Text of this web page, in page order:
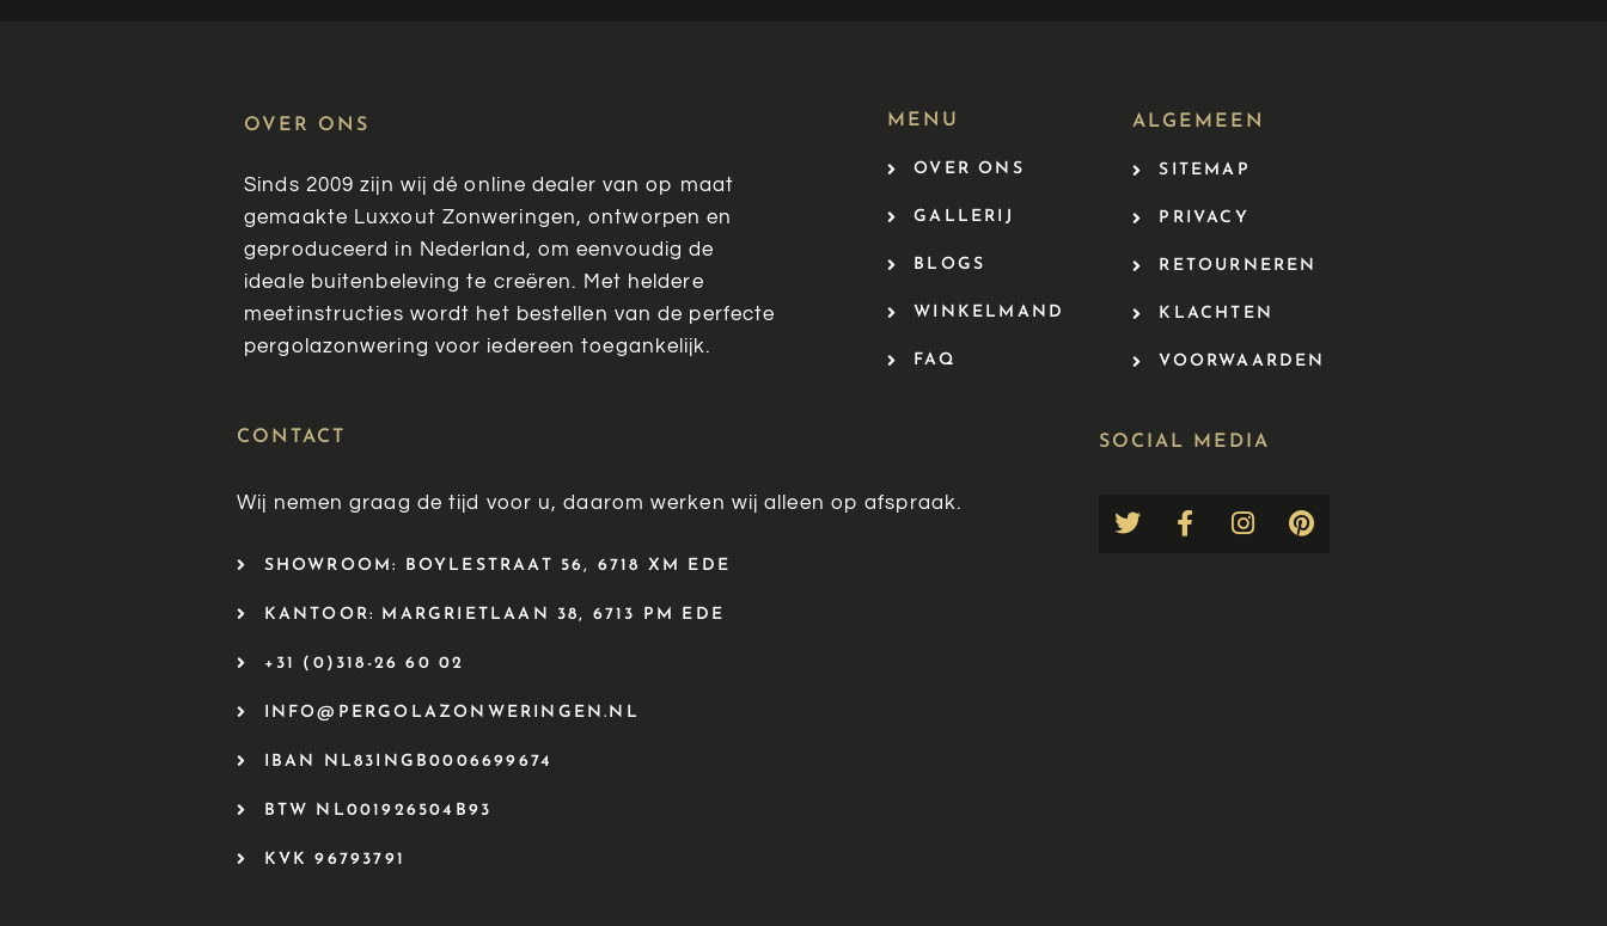
OVER ONS
Sinds 2009 zijn wij dé online dealer van op maat
gemaakte Luxxout Zonweringen, ontworpen en
geproduceerd in Nederland, om eenvoudig de
ideale buitenbeleving te creëren. Met heldere
meetinstructies wordt het bestellen van de perfecte
pergolazonwering voor iedereen toegankelijk.
MENU
OVER ONS
GALLERIJ
BLOGS
WINKELMAND
FAQ
ALGEMEEN
SITEMAP
PRIVACY
RETOURNEREN
KLACHTEN
VOORWAARDEN
CONTACT
Wij nemen graag de tijd voor u, daarom werken wij alleen op afspraak.
SHOWROOM: BOYLESTRAAT 56, 6718 XM EDE
KANTOOR: MARGRIETLAAN 38, 6713 PM EDE
+31 (0)318-26 60 02
INFO@PERGOLAZONWERINGEN.NL
IBAN NL83INGB0006699674
BTW NL001926504B93
KVK 96793791
SOCIAL MEDIA​